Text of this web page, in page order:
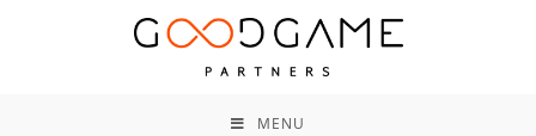
MENU